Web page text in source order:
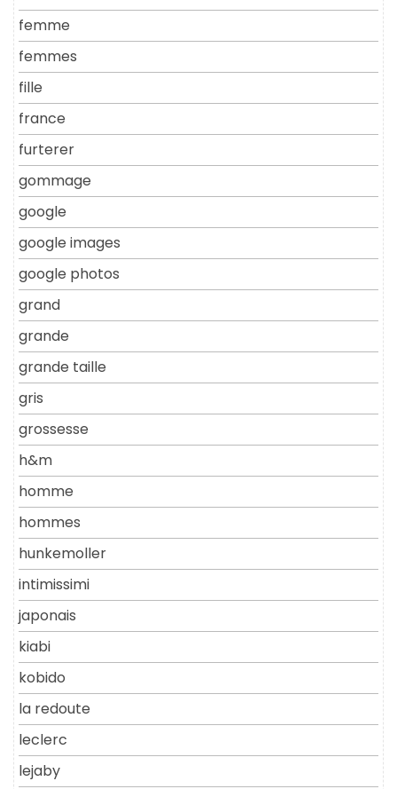
femme
femmes
fille
france
furterer
gommage
google
google images
google photos
grand
grande
grande taille
gris
grossesse
h&m
homme
hommes
hunkemoller
intimissimi
japonais
kiabi
kobido
la redoute
leclerc
lejaby